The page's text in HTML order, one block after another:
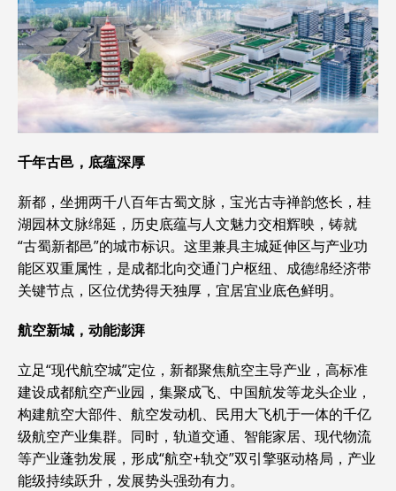
千年古邑，底蕴深厚
新都，坐拥两千八百年古蜀文脉，宝光古寺禅韵悠长，桂
湖园林文脉绵延，历史底蕴与人文魅力交相辉映，铸就
“古蜀新都邑”的城市标识。这里兼具主城延伸区与产业功
能区双重属性，是成都北向交通门户枢纽、成德绵经济带
关键节点，区位优势得天独厚，宜居宜业底色鲜明。
航空新城，动能澎湃
立足“现代航空城”定位，新都聚焦航空主导产业，高标准
建设成都航空产业园，集聚成飞、中国航发等龙头企业，
构建航空大部件、航空发动机、民用大飞机于一体的千亿
级航空产业集群。同时，轨道交通、智能家居、现代物流
等产业蓬勃发展，形成“航空+轨交”双引擎驱动格局，产业
能级持续跃升，发展势头强劲有力。